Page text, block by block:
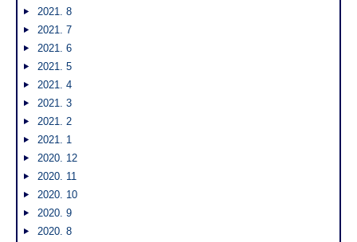
2021. 8
2021. 7
2021. 6
2021. 5
2021. 4
2021. 3
2021. 2
2021. 1
2020. 12
2020. 11
2020. 10
2020. 9
2020. 8